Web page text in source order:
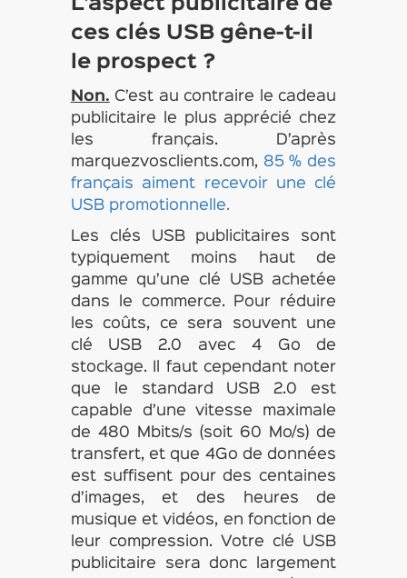
L’aspect publicitaire de
ces clés USB gêne-t-il
le prospect ?
Non. C’est au contraire le cadeau
publicitaire le plus apprécié chez
les français. D’après
marquezvosclients.com, 85 % des
français aiment recevoir une clé
USB promotionnelle.
Les clés USB publicitaires sont
typiquement moins haut de
gamme qu’une clé USB achetée
dans le commerce. Pour réduire
les coûts, ce sera souvent une
clé USB 2.0 avec 4 Go de
stockage. Il faut cependant noter
que le standard USB 2.0 est
capable d’une vitesse maximale
de 480 Mbits/s (soit 60 Mo/s) de
transfert, et que 4Go de données
est suffisent pour des centaines
d’images, et des heures de
musique et vidéos, en fonction de
leur compression. Votre clé USB
publicitaire sera donc largement